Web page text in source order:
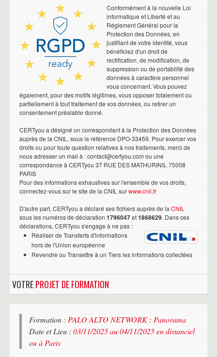
Conformément à la nouvelle Loi
informatique et Liberté et au
Réglement Général pour la
Protection des Données, en
justifiant de votre identité, vous
bénéficiez d'un droit de
rectification, de modification, de
suppression ou de portabilité des
données à caractère personnel
vous concernant. Vous pouvez
également, pour des motifs légitimes, vous opposer totalement ou
partiellement à tout traitement de vos données, ou retirer un
consentement préalable donné.
CERTyou a désigné un correspondant à la Protection des Données
auprès de la CNIL, sous la référence DPO-33459. Pour exercer vos
droits ou pour toute question relatives à nos traitements, merci de
nous adresser un mail à : contact@certyou.com ou une
correspondance à CERTyou 37 RUE DES MATHURINS, 75008
PARIS
Pour des informations exhaustives sur l'ensemble de vos droits,
connectez-vous sur le site de la CNIL surwww.cnil.fr
D'autre part, CERTyou a déclaré ses fichiers auprès de la CNIL
sous les numéros de déclaration 1796047et1868629. Dans ces
déclarations, CERTyou s'engage à ne pas :
Réaliser de Transferts d'informations
hors de l'Union européenne
Revendre ou Transettre à un Tiers les informations collectées
VOTREPROJET DE FORMATION
Formation : PALO ALTO NETWORK : Panorama
Date et Lieu : 03/11/2025 au 04/11/2025 en distanciel
ou à Paris